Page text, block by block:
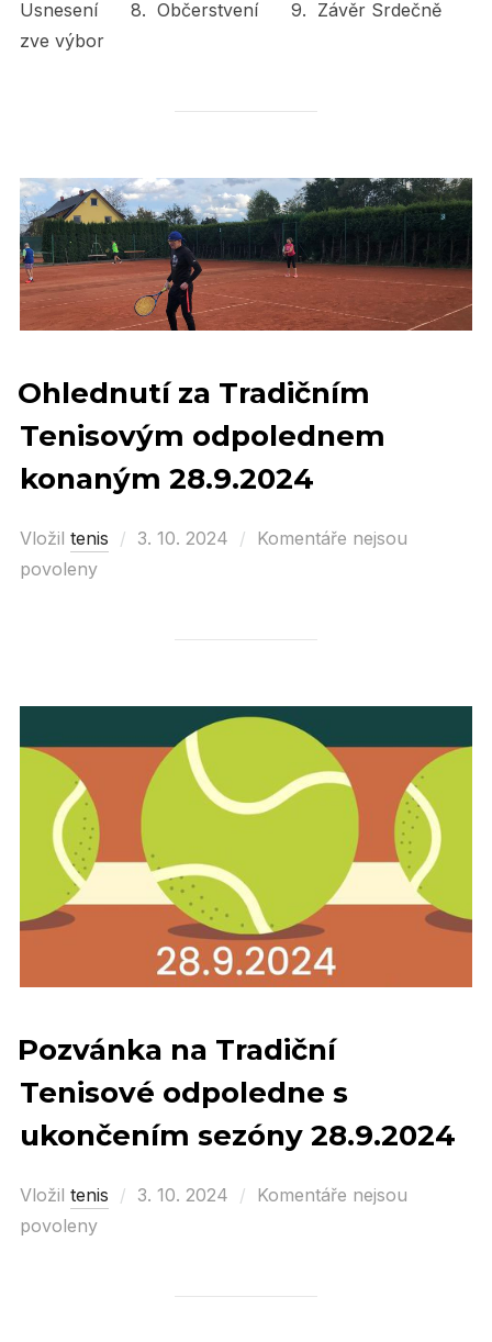
Usnesení 8. Občerstvení 9. Závěr Srdečně
zve výbor
Ohlednutí za Tradičním
Tenisovým odpolednem
konaným 28.9.2024
Vložil tenis
Posted
3. 10. 2024
Komentáře nejsou
povoleny
Pozvánka na Tradiční
Tenisové odpoledne s
ukončením sezóny 28.9.2024
Vložil tenis
Posted
3. 10. 2024
Komentáře nejsou
povoleny